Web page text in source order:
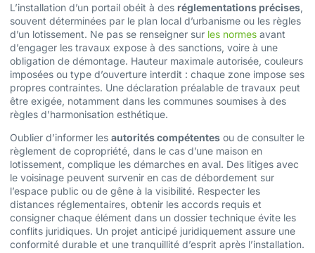
L’installation d’un portail obéit à des réglementations précises,
souvent déterminées par le plan local d’urbanisme ou les règles
d’un lotissement. Ne pas se renseigner sur les normes avant
d’engager les travaux expose à des sanctions, voire à une
obligation de démontage. Hauteur maximale autorisée, couleurs
imposées ou type d’ouverture interdit : chaque zone impose ses
propres contraintes. Une déclaration préalable de travaux peut
être exigée, notamment dans les communes soumises à des
règles d’harmonisation esthétique.
Oublier d’informer les autorités compétentes ou de consulter le
règlement de copropriété, dans le cas d’une maison en
lotissement, complique les démarches en aval. Des litiges avec
le voisinage peuvent survenir en cas de débordement sur
l’espace public ou de gêne à la visibilité. Respecter les
distances réglementaires, obtenir les accords requis et
consigner chaque élément dans un dossier technique évite les
conflits juridiques. Un projet anticipé juridiquement assure une
conformité durable et une tranquillité d’esprit après l’installation.